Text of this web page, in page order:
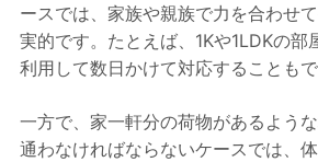
ースでは、家族や親族で力を合わせ
実的です。たとえば、1Kや1LDKの部
利用して数日かけて対応することもで
一方で、家一軒分の荷物があるよう
通わなければならないケースでは、